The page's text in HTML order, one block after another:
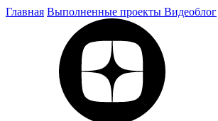
Главная Выполненные проекты Видеоблог